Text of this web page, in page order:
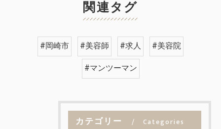
関連タグ
#岡崎市 #美容師 #求人
#美容院
#マンツーマン
カテゴリー Categories